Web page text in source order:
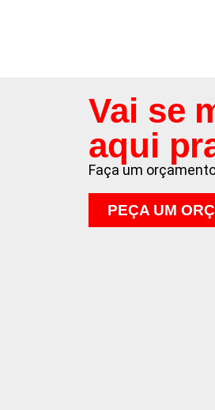
Vai se
aqui
Faça um
PEÇA UM